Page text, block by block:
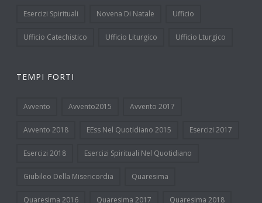
Esercizi Spirituali Novena Di Natale Ufficio
Ufficio Catechistico Ufficio Liturgico Ufficio Lturgico
TEMPI FORTI
Avvento Avvento2015 Avvento 2017
Avvento 2018 EEss Nel Quotidiano 2015 Esercizi 2017
Esercizi 2018 Esercizi Spirituali Nel Quotidiano
Giubileo Della Misericordia Quaresima
Quaresima 2016 Quaresima 2017 Quaresima 2018